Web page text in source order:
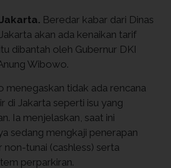
Beredar kabar dari Dinas
akan ada kenaikan tarif
dibantah oleh Gubernur DKI
Wibowo.
menegaskan tidak ada rencana
di Jakarta seperti isu yang
Ia menjelaskan, saat ini
sedang mengkaji penerapan
non-tunai (cashless) serta
perparkiran.